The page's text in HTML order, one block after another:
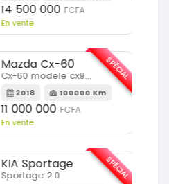
14 500 000 FCFA
En vente
Mazda Cx-60
Cx-60 modele cx9 full option
2018 100000 Km
11 000 000 FCFA
En vente
SPÉCIAL
KIA Sportage
Sportage 2.0 SPÉCIAL